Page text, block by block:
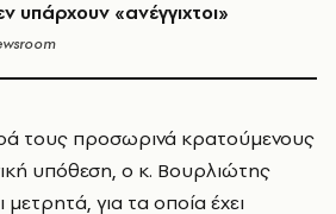
υπάρχουν «ανέγγιχτοι»
τους προσωρινά κρατούμενους
υπόθεση, ο κ. Βουρλιώτης
μετρητά, για τα οποία έχει